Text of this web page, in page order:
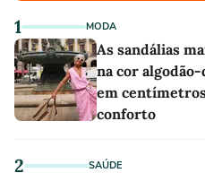
1 MODA
As sandálias
na cor
em
conforto
2 SAÚDE